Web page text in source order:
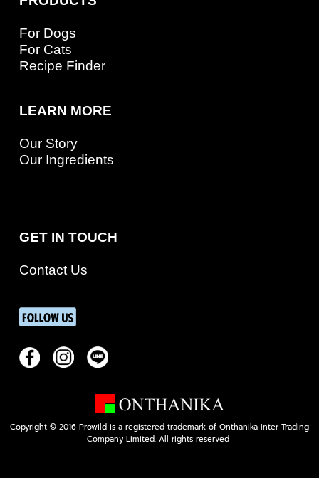
For Dogs
For Cats
Recipe Finder
LEARN MORE
Our Story
Our Ingredients
GET IN TOUCH
Contact Us
Copyright © 2016 Prowild is a registered trademark of Onthanika Inter Trading
Company Limited. All rights reserved